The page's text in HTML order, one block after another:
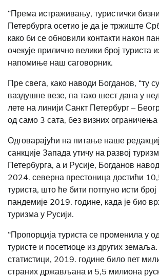
“Према истраживању, туристички
Петербурга осетио је да је тржиште
како би се обновили контакти након
очекује прилично велики број туриста
напомиње наш саговорник.
Пре свега, како наводи Богданов, “ту
ваздушне везе, па тако шест дана у
лете на линији Санкт Петербург –
од само 3 сата, без визних
Одговарајући на питање наше
санкције Запада утичу на развој
Петербурга, а и Русије, Богданов
2024. северна престоница достићи
туриста, што ће бити потпуно исти
пандемије 2019. године, када је био
туризма у Русији.
“Пропорција туриста се променила у
туристе и посетиоце из других
статистици, 2019. године било пет
страних држављана и 5,5 милиона